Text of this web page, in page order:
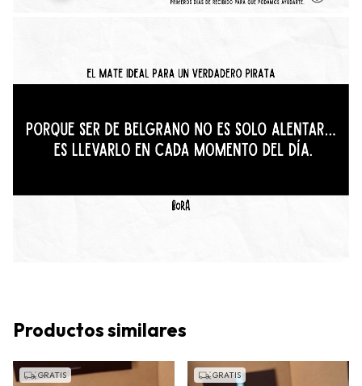
Productos similares
GRATIS GRATIS